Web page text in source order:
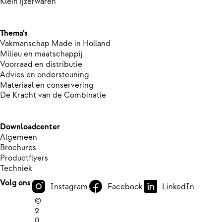
Thema’s
Vakmanschap Made in Holland
Milieu en maatschappij
Voorraad en distributie
Advies en ondersteuning
Materiaal en conservering
De Kracht van de Combinatie
Downloadcenter
Algemeen
Brochures
Productflyers
Techniek
Volg ons
Instagram Facebook
LinkedIn
©
2